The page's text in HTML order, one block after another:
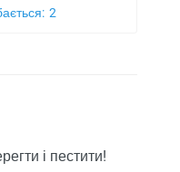
2
і пестити!